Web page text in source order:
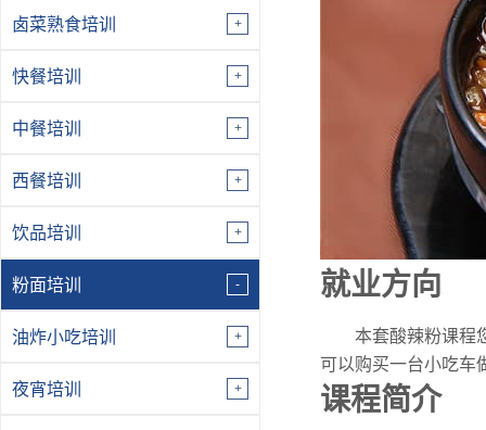
卤菜熟食培训
快餐培训
中餐培训
西餐培训
饮品培训
粉面培训
油炸小吃培训
夜宵培训
就业方向
本套酸辣粉课程
可以购买一台小吃车
课程简介